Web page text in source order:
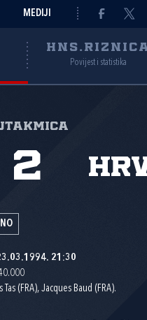
MEDIJI
Povijest i statistika
2
23.03.1994. 21:30
(FRA), Jacques Baud (FRA).